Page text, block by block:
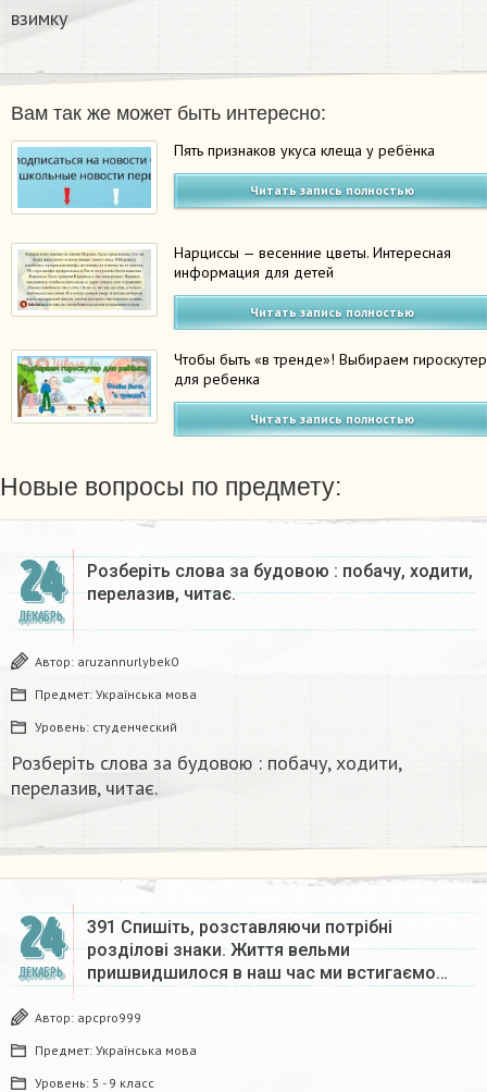
взимку
Вам так же может быть интересно:
Пять признаков укуса клеща у ребёнка
Читать запись полностью
Нарциссы — весенние цветы. Интересная
информация для детей
Читать запись полностью
Чтобы быть «в тренде»! Выбираем гироскутер
для ребенка
Читать запись полностью
Новые вопросы по предмету:
24
ДЕКАБРЬ
Розберіть слова за будовою : побачу, ходити,
перелазив, читає.
Автор: aruzannurlybek0
Предмет: Українська мова
Уровень: студенческий
Розберіть слова за будовою : побачу, ходити,
перелазив, читає.
24
ДЕКАБРЬ
391 Спишіть, розставляючи потрібні
розділові знаки. Життя вельми
пришвидшилося в наш час ми встигаємо…
Автор: apcpro999
Предмет: Українська мова
Уровень: 5 - 9 класс